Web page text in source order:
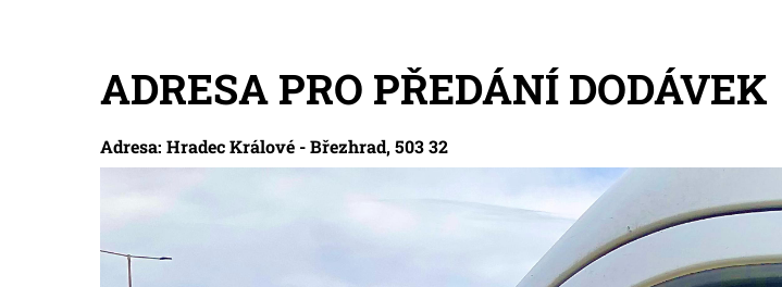
ADRESA PRO PŘEDÁNÍ DODÁVEK
Adresa: Hradec Králové - Březhrad, 503 32